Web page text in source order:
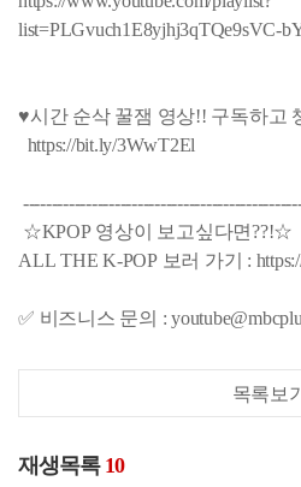
list=PLGvuch1E8yjhj3qTQe9sVC-
♥시간 순삭 꿀잼 영상!! 구독하고
https://bit.ly/3WwT2El
☆KPOP 영상이 보고싶다면??!☆
ALL THE K-POP 보러 가기 :
✅ 비즈니스 문의 :
목록보기
재생목록 10